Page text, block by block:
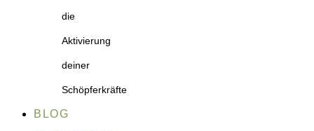
die
Aktivierung
deiner
Schöpferkräfte
BLOG